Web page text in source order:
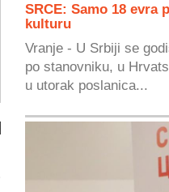
SRCE: Samo 18 evra
kulturu
Vranje - U Srbiji se
po stanovniku, u
u utorak poslanica...